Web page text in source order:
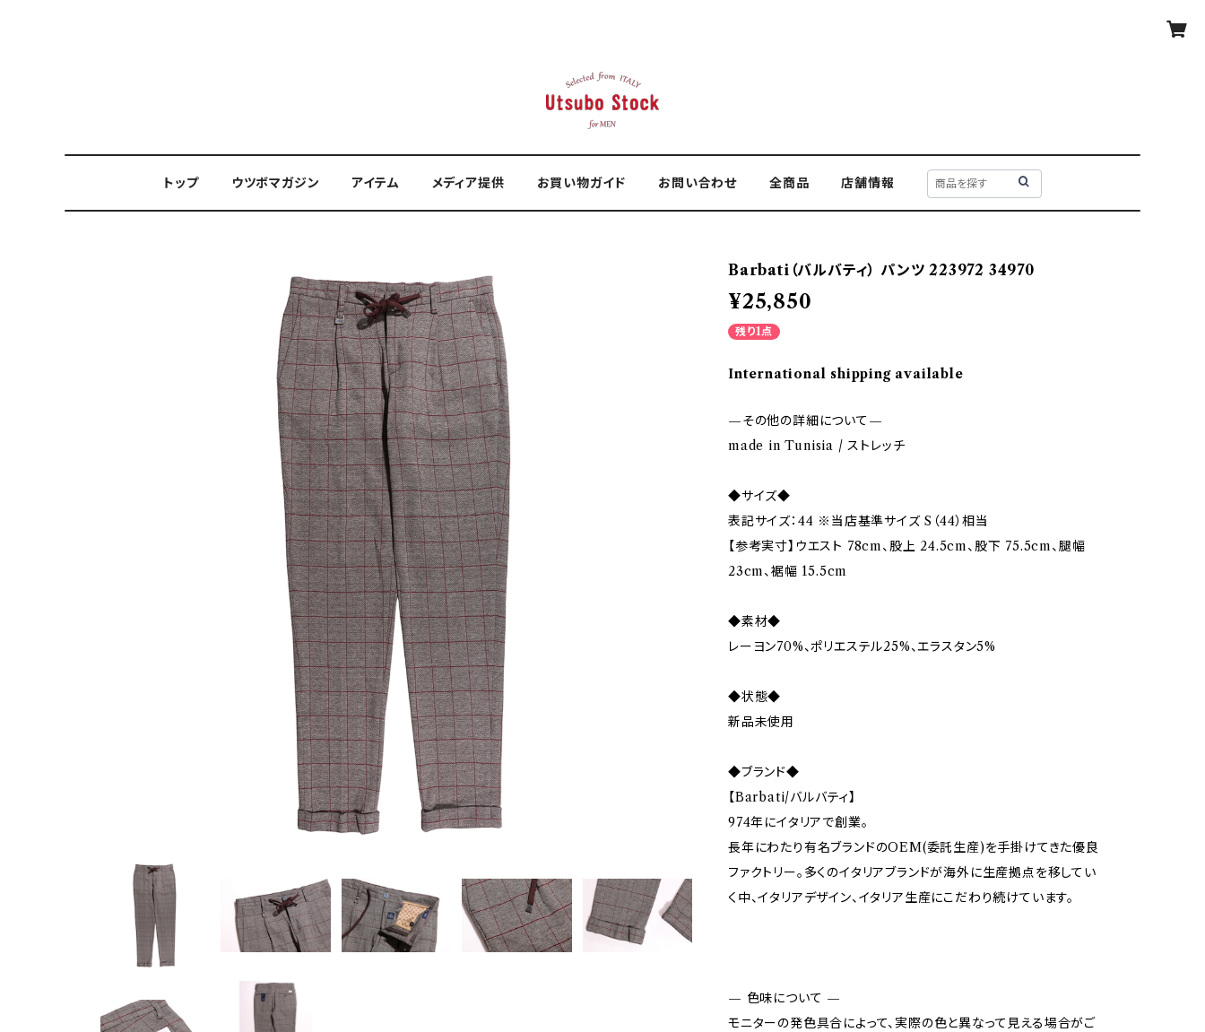
トップ ウツボマガジン アイテム メディア提供 お買い物ガイド お問い合わせ 全商品 店舗情報
Barbati（バルバティ） パンツ 223972 34970
¥25,850
残り1点
International shipping available
—その他の詳細について—
made in Tunisia / ストレッチ
◆サイズ◆
表記サイズ：44 ※当店基準サイズ S（44）相当
【参考実寸】ウエスト 78cm、股上 24.5cm、股下 75.5cm、腿幅
23cm、裾幅 15.5cm
◆素材◆
レーヨン70%、ポリエステル25%、エラスタン5%
◆状態◆
新品未使用
◆ブランド◆
【Barbati/バルバティ】
974年にイタリアで創業。
長年にわたり有名ブランドのOEM(委託生産)を手掛けてきた優良
ファクトリー。多くのイタリアブランドが海外に生産拠点を移してい
く中、イタリアデザイン、イタリア生産にこだわり続けています。
— 色味について —
モニターの発色具合によって、実際の色と異なって見える場合がご